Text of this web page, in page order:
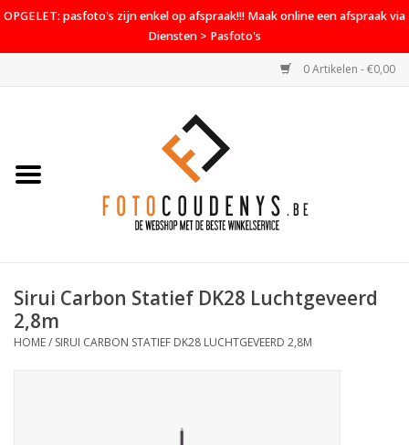
OPGELET: pasfoto's zijn enkel op afspraak!!! Maak online een afspraak via
Diensten > Pasfoto's
0 Artikelen - €0,00
Home
PROMO
Diensten
Sirui Carbon Statief DK28 Luchtgeveerd
2,8m
HOME/ SIRUI CARBON STATIEF DK28 LUCHTGEVEERD 2,8M